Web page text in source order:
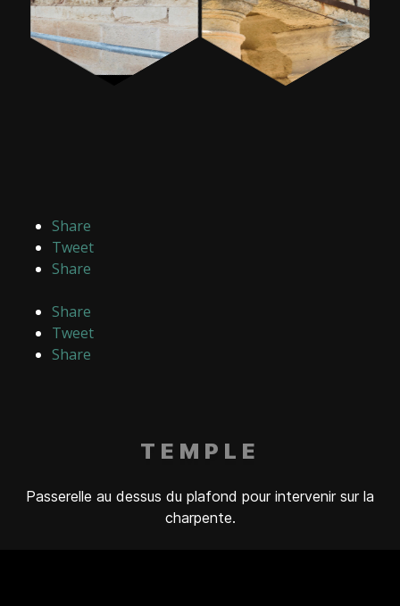
Share
Tweet
Share
Share
Tweet
Share
TEMPLE
Passerelle au dessus du plafond pour intervenir sur la
charpente.